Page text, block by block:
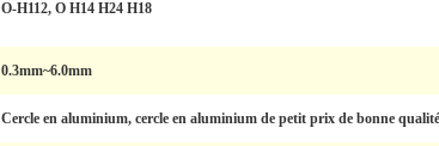
O-H112, O H14 H24 H18
0.3mm~6.0mm
Cercle en aluminium, cercle en aluminium de petit prix de bonne